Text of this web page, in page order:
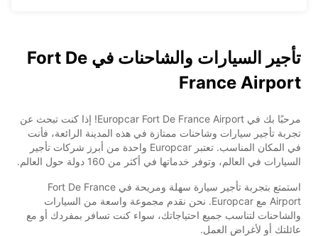
تأجير السيارات والشاحنات في Fort De
France Airport
مرحبًا بك في Europcar Fort De France Airport! إذا كنت تبحث عن
تجربة تأجير سيارات وشاحنات ممتازة في هذه المدينة الرائعة، فأنت
في المكان المناسب. تعتبر Europcar واحدة من أبرز شركات تأجير
السيارات في العالم، وتوفر خدماتها في أكثر من 160 دولة حول العالم.
استمتع بتجربة تأجير سيارة سهلة ومريحة في Fort De France
Airport مع Europcar. نحن نقدم مجموعة واسعة من السيارات
والشاحنات لتناسب جميع احتياجاتك، سواء كنت تسافر بمفردك أو مع
عائلتك أو لأغراض العمل.